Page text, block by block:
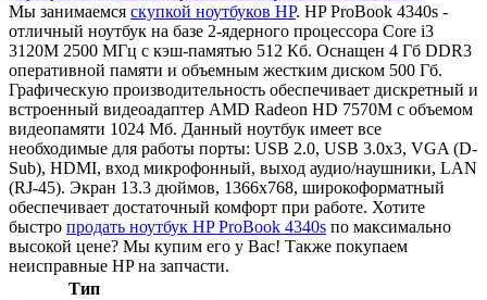
Мы занимаемся скупкой ноутбуков HP. HP ProBook 4340s -
отличный ноутбук на базе 2-ядерного процессора Core i3
3120M 2500 МГц с кэш-памятью 512 Кб. Оснащен 4 Гб DDR3
оперативной памяти и объемным жестким диском 500 Гб.
Графическую производительность обеспечивает дискретный и
встроенный видеоадаптер AMD Radeon HD 7570M с объемом
видеопамяти 1024 Мб. Данный ноутбук имеет все
необходимые для работы порты: USB 2.0, USB 3.0x3, VGA (D-
Sub), HDMI, вход микрофонный, выход аудио/наушники, LAN
(RJ-45). Экран 13.3 дюймов, 1366x768, широкоформатный
обеспечивает достаточный комфорт при работе. Хотите
быстро продать ноутбук HP ProBook 4340s по максимально
высокой цене? Мы купим его у Вас! Также покупаем
неисправные HP на запчасти.
Тип